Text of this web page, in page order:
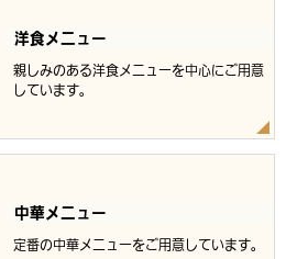
洋食メニュー
親しみのある洋食メニューを中心にご用意
しています。
中華メニュー
定番の中華メニューをご用意しています。